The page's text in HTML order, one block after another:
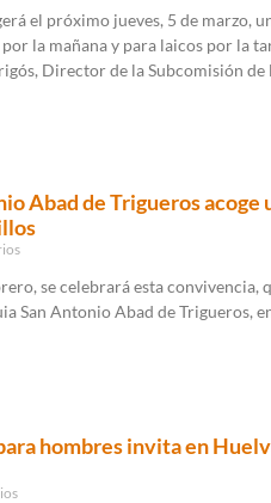
el próximo jueves, 5 de marzo,
la mañana y para laicos por la
Director de la Subcomisión de
Abad de Trigueros acoge
se celebrará esta convivencia,
San Antonio Abad de Trigueros,
hombres invita en